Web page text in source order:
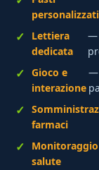
personalizzati
Lettiera
dedicata
—
Gioco e
interazione
—
farmaci
Monitoraggio
salute